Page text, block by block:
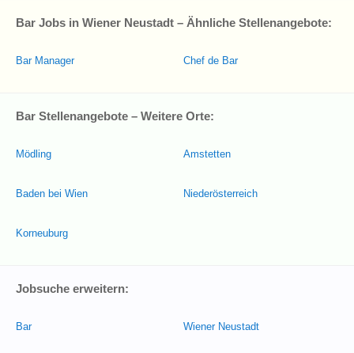
Bar Jobs in Wiener Neustadt – Ähnliche Stellenangebote:
Bar Manager Chef de Bar
Bar Stellenangebote – Weitere Orte:
Mödling
Baden bei Wien
Korneuburg
Amstetten
Niederösterreich
Jobsuche erweitern:
Bar Wiener Neustadt